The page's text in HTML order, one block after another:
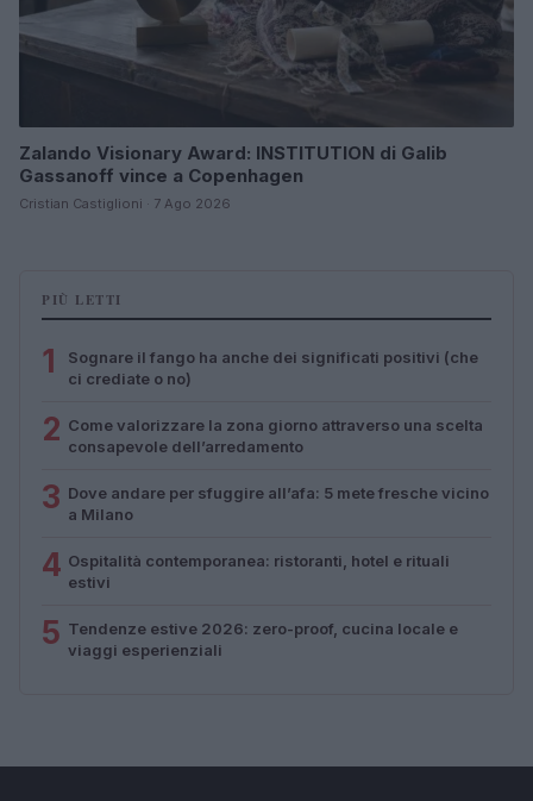
Zalando Visionary Award: INSTITUTION di Galib
Gassanoff vince a Copenhagen
Cristian Castiglioni · 7 Ago 2026
PIÙ LETTI
1
Sognare il fango ha anche dei significati positivi (che
ci crediate o no)
2 Come valorizzare la zona giorno attraverso una scelta
consapevole dell’arredamento
3 Dove andare per sfuggire all’afa: 5 mete fresche vicino
a Milano
4 Ospitalità contemporanea: ristoranti, hotel e rituali
estivi
5 Tendenze estive 2026: zero-proof, cucina locale e
viaggi esperienziali